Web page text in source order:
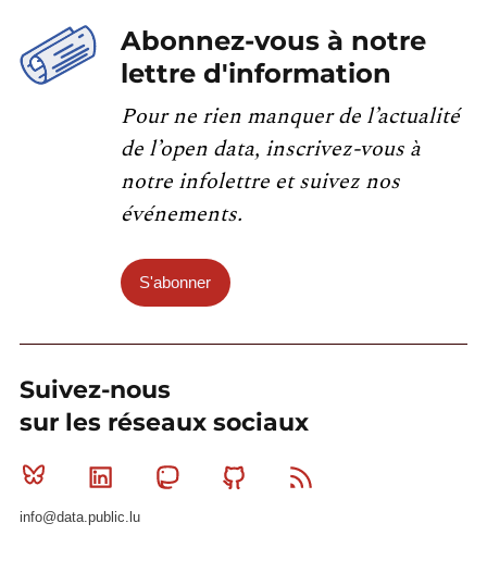
Abonnez-vous à notre
lettre d'information
Pour ne rien manquer de l’actualité
de l’open data, inscrivez-vous à
notre infolettre et suivez nos
événements.
S'abonner
Suivez-nous
sur les réseaux sociaux
Bluesky Linkedin MastodonGithub
info@data.public.lu